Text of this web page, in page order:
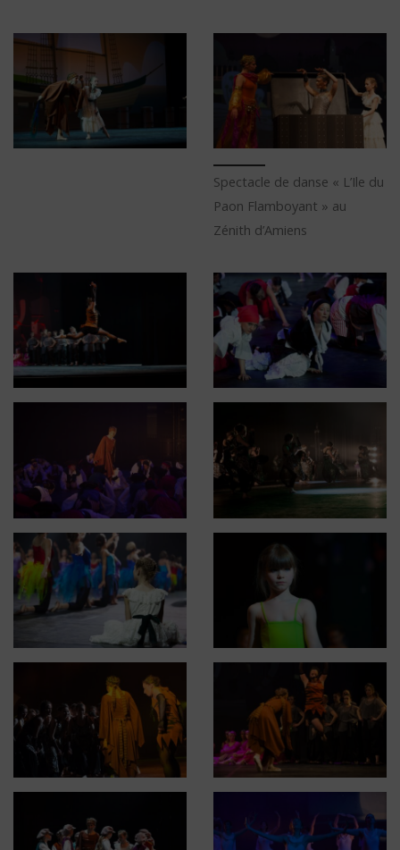
Spectacle de danse « L’Ile du
Paon Flamboyant » au
Zénith d’Amiens